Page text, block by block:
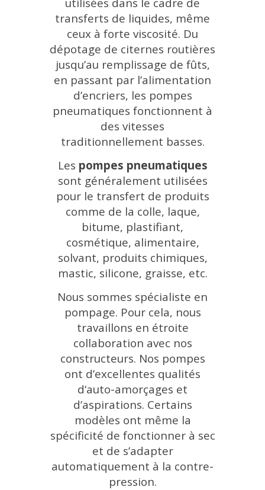
transferts de liquides, même
ceux à forte viscosité. Du
dépotage de citernes routières
jusqu’au remplissage de fûts,
en passant par l’alimentation
d’encriers, les pompes
pneumatiques fonctionnent à
des vitesses
traditionnellement basses.
Les pompes pneumatiques
sont généralement utilisées
pour le transfert de produits
comme de la colle, laque,
bitume, plastifiant,
cosmétique, alimentaire,
solvant, produits chimiques,
mastic, silicone, graisse, etc.
Nous sommes spécialiste en
pompage. Pour cela, nous
travaillons en étroite
collaboration avec nos
constructeurs. Nos pompes
ont d’excellentes qualités
d‘auto-amorçages et
d’aspirations. Certains
modèles ont même la
spécificité de fonctionner à sec
et de s’adapter
automatiquement à la contre-
pression.